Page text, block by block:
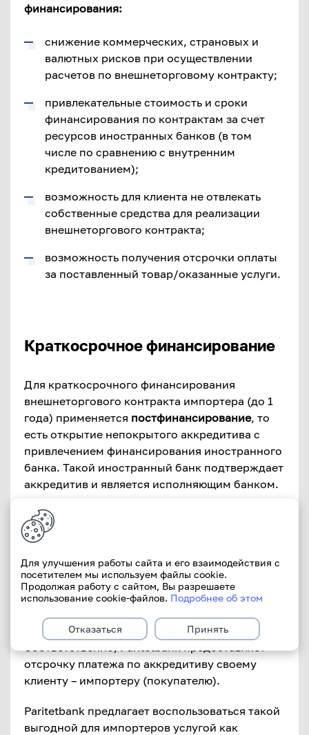
финансирования:
снижение коммерческих, страновых и
валютных рисков при осуществлении
расчетов по внешнеторговому контракту;
привлекательные стоимость и сроки
финансирования по контрактам за счет
ресурсов иностранных банков (в том
числе по сравнению с внутренним
кредитованием);
возможность для клиента не отвлекать
собственные средства для реализации
внешнеторгового контракта;
возможность получения отсрочки оплаты
за поставленный товар/оказанные услуги.
Краткосрочное финансирование
Для краткосрочного финансирования
внешнеторгового контракта импортера (до 1
года) применяется постфинансирование, то
есть открытие непокрытого аккредитива с
привлечением финансирования иностранного
банка. Такой иностранный банк подтверждает
аккредитив и является исполняющим банком.
При предоставлении бенефициаром
(продавцом) в исполняющий банк документов
соответствующих условиям аккредитива,
исполняющий банк производит платеж по
аккредитиву бенефициару и предоставляет
банку-эмитенту (Paritetbank) отсрочку
платежа по аккредитиву на 1 год.
Соответственно, Paritetbank предоставляет
отсрочку платежа по аккредитиву своему
клиенту – импортеру (покупателю).
Paritetbank предлагает воспользоваться такой
выгодной для импортеров услугой как
Для улучшения работы сайта и его взаимодействия с
посетителем мы используем файлы cookie.
Продолжая работу с сайтом, Вы разрешаете
использование cookie-файлов. Подробнее об этом
Отказаться Принять